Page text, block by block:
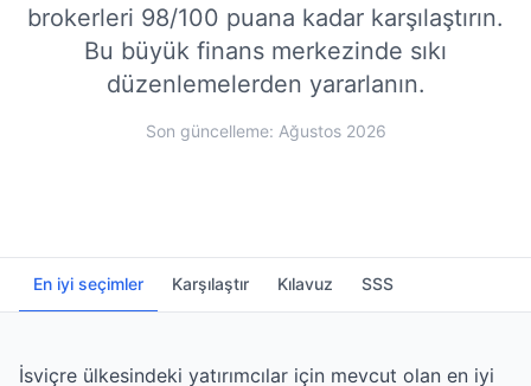
brokerleri 98/100 puana kadar karşılaştırın.
Bu büyük finans merkezinde sıkı
düzenlemelerden yararlanın.
Son güncelleme: Ağustos 2026
En iyi seçimler Karşılaştır Kılavuz SSS
İsviçre ülkesindeki yatırımcılar için mevcut olan en iyi